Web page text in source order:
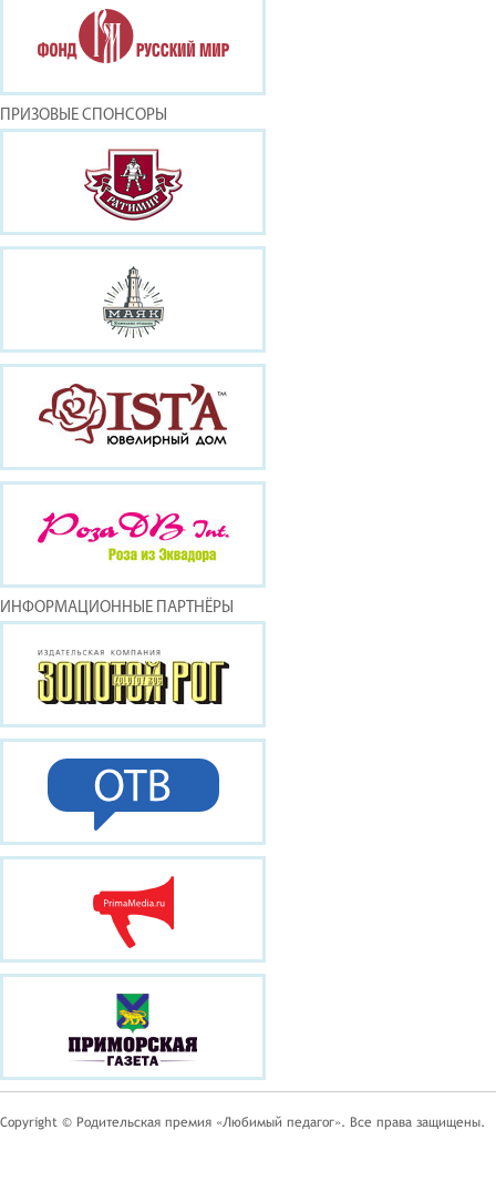
ПРИЗОВЫЕ СПОНСОРЫ
ИНФОРМАЦИОННЫЕ ПАРТНЁРЫ
Copyright © Родительская премия «Любимый педагог». Все права защищены.